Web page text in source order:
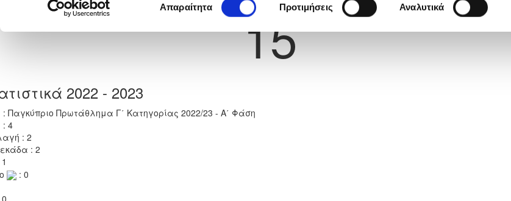
συγκατάθεσης
Απαραίτητα Προτιμήσεις Αναλυτικά
15
2022 - 2023
: Παγκύπριο Πρωτάθλημα Γ΄ Κατηγορίας 2022/23 - Α΄ Φάση
: 4
: 2
: 2
: 0